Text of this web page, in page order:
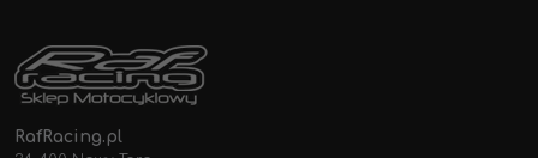
RafRacing.pl